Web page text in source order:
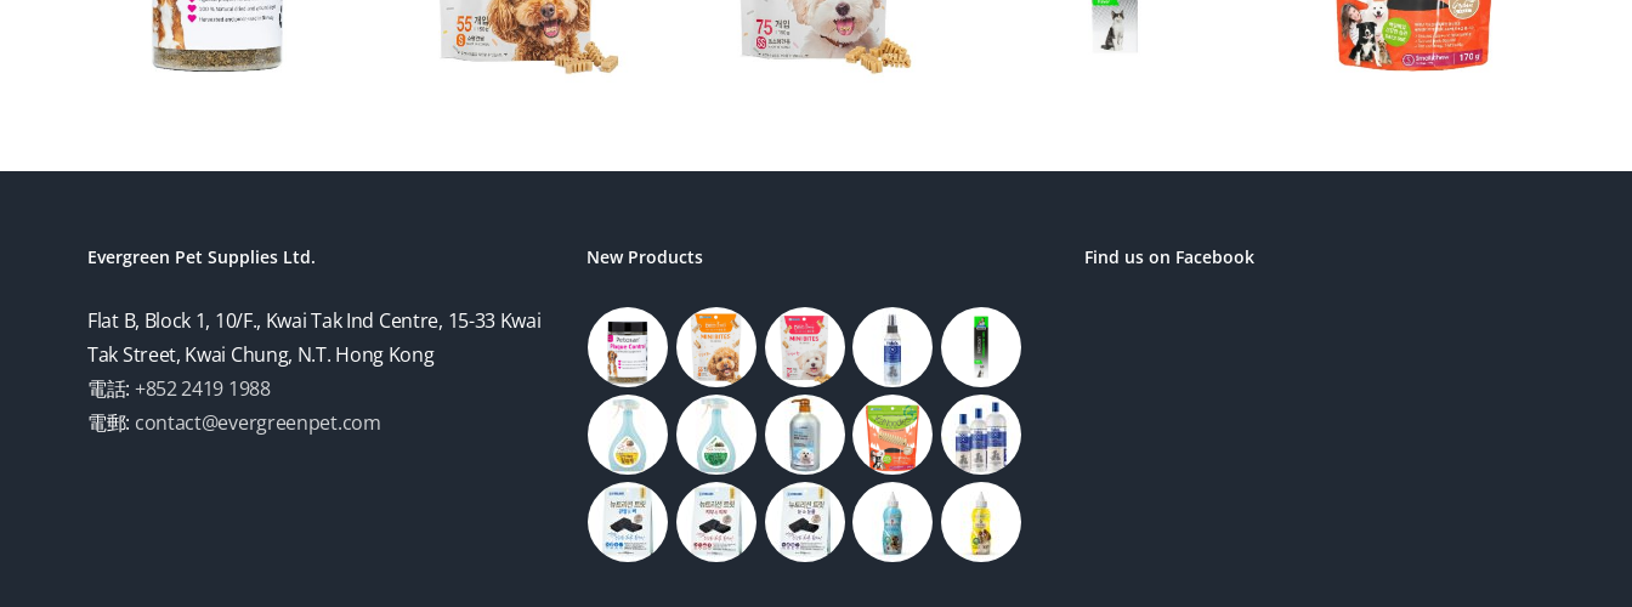
Evergreen Pet Supplies Ltd.
Flat B, Block 1, 10/F., Kwai Tak Ind Centre, 15-33 Kwai
Tak Street, Kwai Chung, N.T. Hong Kong
電話: +852 2419 1988
電郵: contact@evergreenpet.com
New Products Find us on Facebook